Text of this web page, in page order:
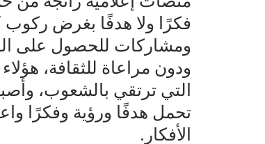
فكرًا ولا هدفًا بغرض
ومشاركات للحصول على
ودون مراعاة للثقافة،
التي ترتقي بالشعوب،
تحمل هدفًا ورؤية وفكرًا
الأفكار.